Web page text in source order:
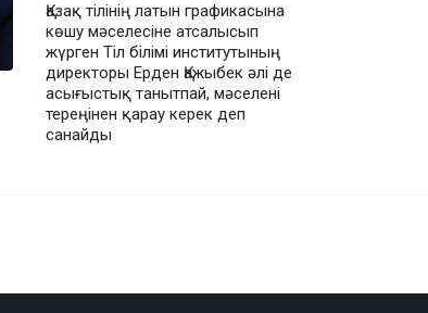
Қазақ тілінің латын графикасына
көшу мәселесіне атсалысып
жүрген Тіл білімі институтының
директоры Ерден Қажыбек әлі де
асығыстық танытпай, мәселені
тереңінен қарау керек деп
санайды